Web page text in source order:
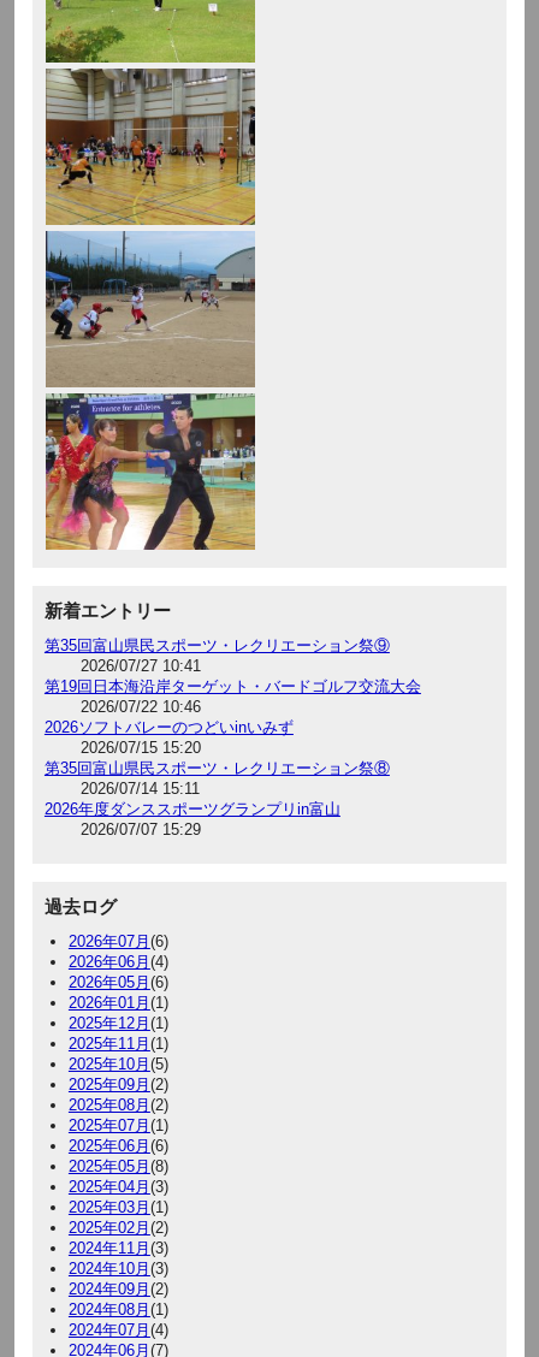
新着エントリー
第35回富山県民スポーツ・レクリエーション祭⑨
2026/07/27 10:41
第19回日本海沿岸ターゲット・バードゴルフ交流大会
2026/07/22 10:46
2026ソフトバレーのつどいinいみず
2026/07/15 15:20
第35回富山県民スポーツ・レクリエーション祭⑧
2026/07/14 15:11
2026年度ダンススポーツグランプリin富山
2026/07/07 15:29
過去ログ
2026年07月 (6)
2026年06月 (4)
2026年05月 (6)
2026年01月 (1)
2025年12月 (1)
2025年11月 (1)
2025年10月 (5)
2025年09月 (2)
2025年08月 (2)
2025年07月 (1)
2025年06月 (6)
2025年05月 (8)
2025年04月 (3)
2025年03月 (1)
2025年02月 (2)
2024年11月 (3)
2024年10月 (3)
2024年09月 (2)
2024年08月 (1)
2024年07月 (4)
2024年06月 (7)